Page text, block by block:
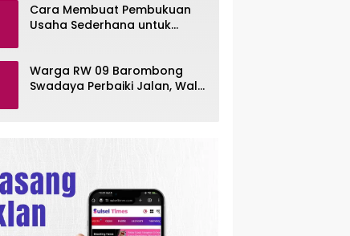
Cara Membuat Pembukuan
Usaha Sederhana untuk
Warga RW 09 Barombong
Swadaya Perbaiki Jalan, Wali